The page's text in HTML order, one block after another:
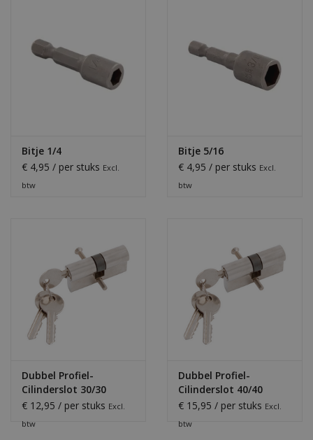
Bitje 1/4
€ 4,95 / per stuks Excl.
btw
Bitje 5/16
€ 4,95 / per stuks Excl.
btw
Dubbel Profiel-
Cilinderslot 30/30
(Loopdeuren)
€ 12,95 / per stuks Excl.
btw
Dubbel Profiel-
Cilinderslot 40/40
(Dubbele MZ Deur)
€ 15,95 / per stuks Excl.
btw